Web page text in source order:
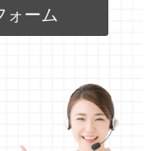
ォーム